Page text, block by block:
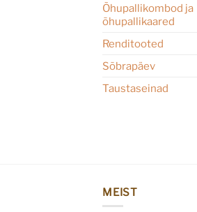
Õhupallikombod ja
õhupallikaared
Renditooted
Sõbrapäev
Taustaseinad
MEIST